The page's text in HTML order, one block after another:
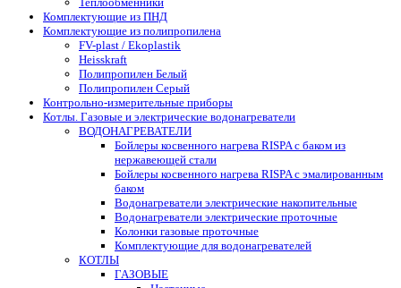
Комплектующие из ПНД
Комплектующие из полипропилена
FV-plast / Ekoplastik
Heisskraft
Полипропилен Белый
Полипропилен Серый
Контрольно-измерительные приборы
Котлы. Газовые и электрические водонагреватели
ВОДОНАГРЕВАТЕЛИ
Бойлеры косвенного нагрева RISPA с баком из
нержавеющей стали
Бойлеры косвенного нагрева RISPA с эмалированным
баком
Водонагреватели электрические накопительные
Водонагреватели электрические проточные
Колонки газовые проточные
Комплектующие для водонагревателей
КОТЛЫ
ГАЗОВЫЕ